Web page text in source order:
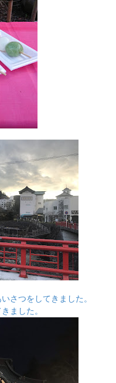
さつをしてきました。
ました。